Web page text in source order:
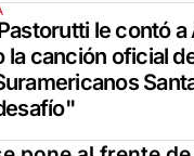
le contó a
la canción oficial